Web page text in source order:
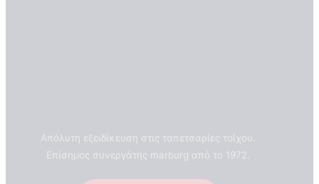
Απόλυτη εξειδίκευση στις ταπετσαρίες τοίχου.
Επίσημος συνεργάτης marburg από το 1972.